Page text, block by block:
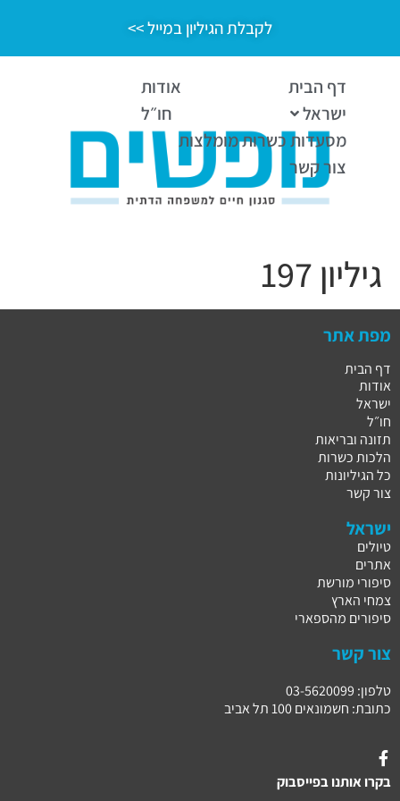
לקבלת הגיליון במייל >>
דף הבית
אודות
ישראל
חו״ל
מסעדות כשרות מומלצות
צור קשר
גיליון 197
מפת אתר
דף הבית
אודות
ישראל
חו״ל
תזונה ובריאות
הלכות כשרות
כל הגיליונות
צור קשר
ישראל
טיולים
אתרים
סיפורי מורשת
צמחי הארץ
סיפורים מהספארי
צור קשר
טלפון: 03-5620099
כתובת: חשמונאים 100 תל אביב
בקרו אותנו בפייסבוק